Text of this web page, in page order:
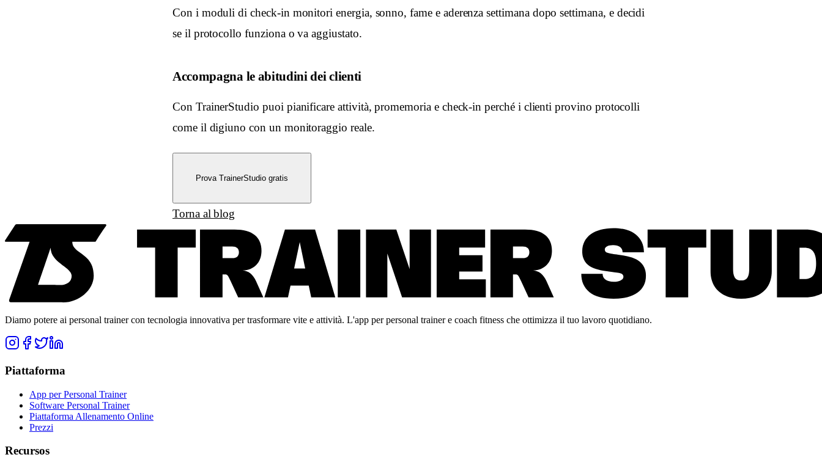
Con i moduli di check-in monitori energia, sonno, fame e aderenza settimana dopo settimana, e decidi
se il protocollo funziona o va aggiustato.
Accompagna le abitudini dei clienti
Con TrainerStudio puoi pianificare attività, promemoria e check-in perché i clienti provino protocolli
come il digiuno con un monitoraggio reale.
Prova TrainerStudio gratis
Torna al blog
Diamo potere ai personal trainer con tecnologia innovativa per trasformare vite e attività. L'app per personal trainer e coach fitness che ottimizza il tuo lavoro quotidiano.
Piattaforma
App per Personal Trainer
Software Personal Trainer
Piattaforma Allenamento Online
Prezzi
Recursos